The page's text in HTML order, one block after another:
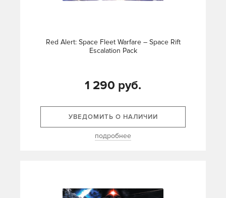
Red Alert: Space Fleet Warfare – Space Rift
Escalation Pack
1 290 руб.
УВЕДОМИТЬ О НАЛИЧИИ
подробнее